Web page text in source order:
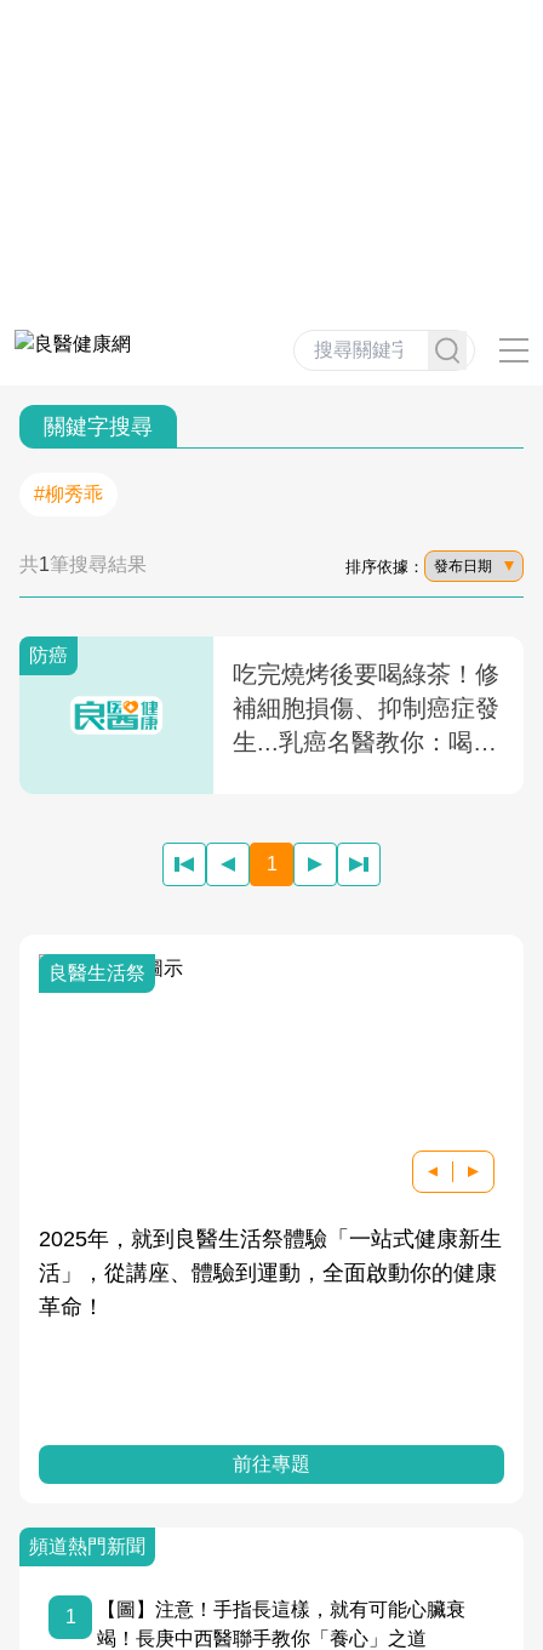
關鍵字搜尋
#柳秀乖
共1筆搜尋結果 排序依據： 發布日期
防癌
吃完燒烤後要喝綠茶！修
補細胞損傷、抑制癌症發
生...乳癌名醫教你：喝茶
1
良醫生活祭
2025年，就到良醫生活祭體驗「一站式健康新生
活」，從講座、體驗到運動，全面啟動你的健康
革命！
前往專題
頻道熱門新聞
1
【圖】注意！手指長這樣，就有可能心臟衰
竭！長庚中西醫聯手教你「養心」之道